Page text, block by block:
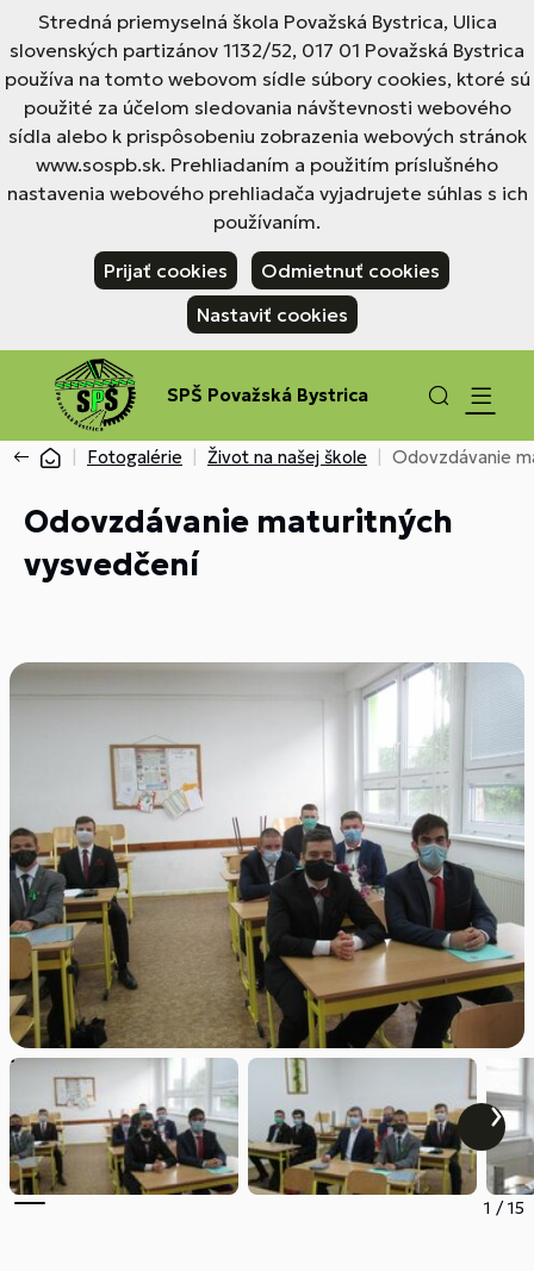
Stredná priemyselná škola Považská Bystrica, Ulica
slovenských partizánov 1132/52, 017 01 Považská Bystrica
používa na tomto webovom sídle súbory cookies, ktoré sú
použité za účelom sledovania návštevnosti webového
sídla alebo k prispôsobeniu zobrazenia webových stránok
www.sospb.sk. Prehliadaním a použitím príslušného
nastavenia webového prehliadača vyjadrujete súhlas s ich
používaním.
Prijať cookies
Odmietnuť cookies
Nastaviť cookies
SPŠ Považská Bystrica
Fotogalérie Život na našej škole Odovzdávanie
Odovzdávanie maturitných
vysvedčení
1 /15